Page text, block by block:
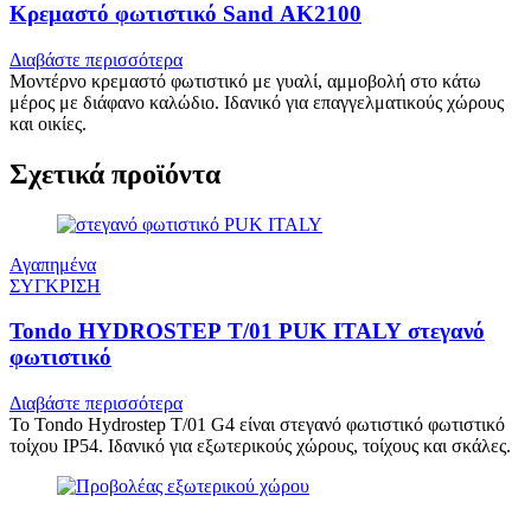
Κρεμαστό φωτιστικό Sand AK2100
Διαβάστε περισσότερα
Μοντέρνο κρεμαστό φωτιστικό με γυαλί, αμμοβολή στο κάτω
μέρος με διάφανο καλώδιο. Ιδανικό για επαγγελματικούς χώρους
και οικίες.
Σχετικά προϊόντα
Αγαπημένα
ΣΥΓΚΡΙΣΗ
Tondo HYDROSTEP T/01 PUK ITALY στεγανό
φωτιστικό
Διαβάστε περισσότερα
Το Tondo Hydrostep T/01 G4 είναι στεγανό φωτιστικό φωτιστικό
τοίχου IP54. Ιδανικό για εξωτερικούς χώρους, τοίχους και σκάλες.